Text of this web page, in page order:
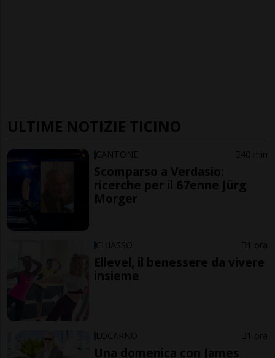
ULTIME NOTIZIE TICINO
CANTONE 40 min
Scomparso a Verdasio:
ricerche per il 67enne Jürg
Morger
CHIASSO 1 ora
Ellevel, il benessere da vivere
insieme
LOCARNO 1 ora
Una domenica con James